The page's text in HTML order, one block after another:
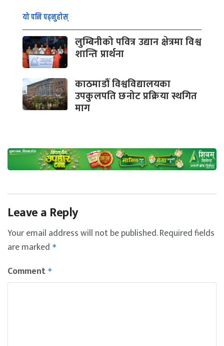
यो पनि पढ्नुहोस्
लुम्बिनीको पवित्र उद्यान क्षेत्रमा विश्व
शान्ति प्रार्थना
काठमाडौं विश्वविद्यालयका
उपकुलपति छनोट प्रक्रिया स्थगित
माग
Leave a Reply
Your email address will not be published.Required fields
are marked *
Comment *